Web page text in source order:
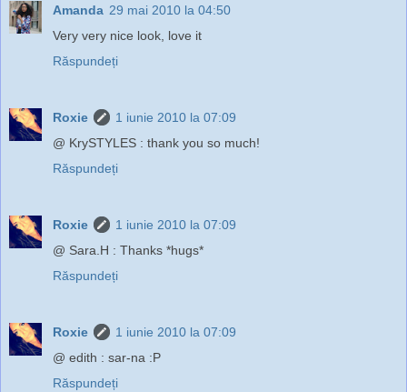
Amanda 29 mai 2010 la 04:50
Very very nice look, love it
Răspundeți
Roxie
1 iunie 2010 la 07:09
@ KrySTYLES : thank you so much!
Răspundeți
Roxie
1 iunie 2010 la 07:09
@ Sara.H : Thanks *hugs*
Răspundeți
Roxie
1 iunie 2010 la 07:09
@ edith : sar-na :P
Răspundeți